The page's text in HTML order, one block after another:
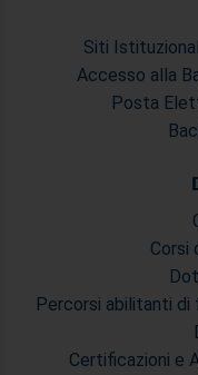
Siti
Accesso alla
Posta
Corsi
Percorsi abilitanti di
Certificazioni e